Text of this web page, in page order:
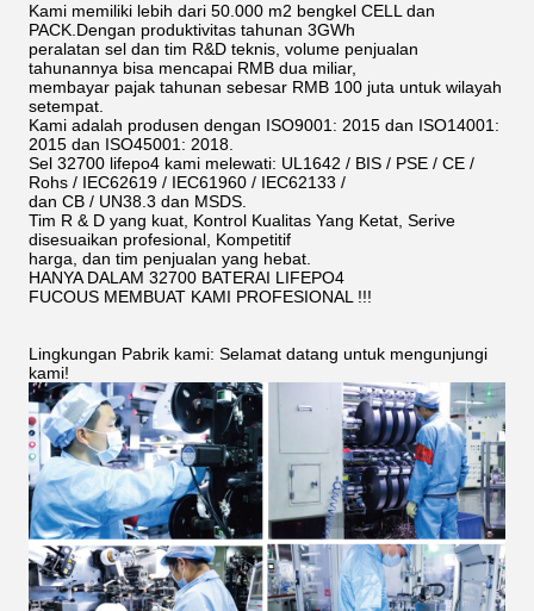
Kami memiliki lebih dari 50.000 m2 bengkel CELL dan
PACK.Dengan produktivitas tahunan 3GWh
peralatan sel dan tim R&D teknis, volume penjualan
tahunannya bisa mencapai RMB dua miliar,
membayar pajak tahunan sebesar RMB 100 juta untuk wilayah
setempat.
Kami adalah produsen dengan ISO9001: 2015 dan ISO14001:
2015 dan ISO45001: 2018.
Sel 32700 lifepo4 kami melewati: UL1642 / BIS / PSE / CE /
Rohs / IEC62619 / IEC61960 / IEC62133 /
dan CB / UN38.3 dan MSDS.
Tim R & D yang kuat, Kontrol Kualitas Yang Ketat, Serive
disesuaikan profesional, Kompetitif
harga, dan tim penjualan yang hebat.
HANYA DALAM 32700 BATERAI LIFEPO4
FUCOUS MEMBUAT KAMI PROFESIONAL !!!
Lingkungan Pabrik kami: Selamat datang untuk mengunjungi
kami!